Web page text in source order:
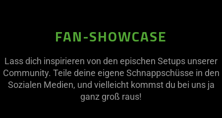
FAN-SHOWCASE
Lass dich inspirieren von den epischen Setups unserer
Community. Teile deine eigene Schnappschüsse in den
Sozialen Medien, und vielleicht kommst du bei uns ja
ganz groß raus!